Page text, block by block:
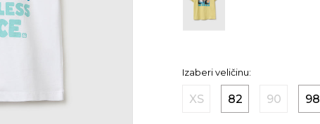
Izaberi veličinu:
XS 82 90 98